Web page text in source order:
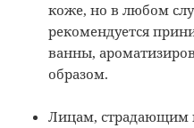
коже, но в любом
рекомендуется
ванны,
образом.
Лицам, страдающим